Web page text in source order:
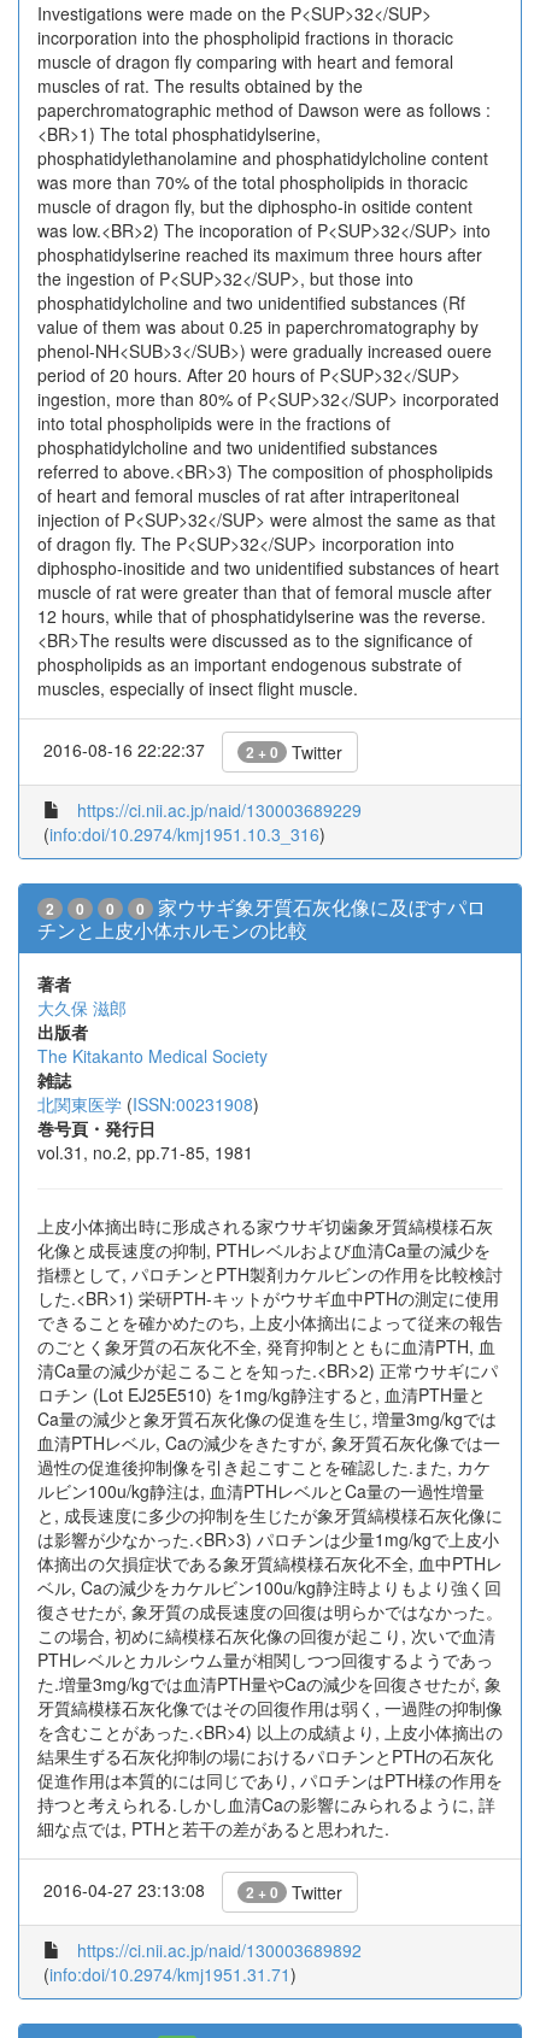
Investigations were made on the P<SUP>32</SUP>
incorporation into the phospholipid fractions in thoracic
muscle of dragon fly comparing with heart and femoral
muscles of rat. The results obtained by the
paperchromatographic method of Dawson were as follows :
<BR>1) The total phosphatidylserine,
phosphatidylethanolamine and phosphatidylcholine content
was more than 70% of the total phospholipids in thoracic
muscle of dragon fly, but the diphospho-in ositide content
was low.<BR>2) The incoporation of P<SUP>32</SUP> into
phosphatidylserine reached its maximum three hours after
the ingestion of P<SUP>32</SUP>, but those into
phosphatidylcholine and two unidentified substances (Rf
value of them was about 0.25 in paperchromatography by
phenol-NH<SUB>3</SUB>) were gradually increased ouere
period of 20 hours. After 20 hours of P<SUP>32</SUP>
ingestion, more than 80% of P<SUP>32</SUP> incorporated
into total phospholipids were in the fractions of
phosphatidylcholine and two unidentified substances
referred to above.<BR>3) The composition of phospholipids
of heart and femoral muscles of rat after intraperitoneal
injection of P<SUP>32</SUP> were almost the same as that
of dragon fly. The P<SUP>32</SUP> incorporation into
diphospho-inositide and two unidentified substances of heart
muscle of rat were greater than that of femoral muscle after
12 hours, while that of phosphatidylserine was the reverse.
<BR>The results were discussed as to the significance of
phospholipids as an important endogenous substrate of
muscles, especially of insect flight muscle.
2016-08-16 22:22:37 2 + 0 Twitter
https://ci.nii.ac.jp/naid/130003689229
(info:doi/10.2974/kmj1951.10.3_316)
2 0 0 0
家ウサギ象牙質石灰化像に及ぼすパロ
チンと上皮小体ホルモンの比較
著者
大久保 滋郎
出版者
The Kitakanto Medical Society
雑誌
北関東医学 (ISSN:00231908)
巻号頁・発行日
vol.31, no.2, pp.71-85, 1981
上皮小体摘出時に形成される家ウサギ切歯象牙質縞模様石灰
化像と成長速度の抑制, PTHレベルおよび血清Ca量の減少を
指標として, パロチンとPTH製剤カケルビンの作用を比較検討
した.<BR>1) 栄研PTH-キットがウサギ血中PTHの測定に使用
できることを確かめたのち, 上皮小体摘出によって従来の報告
のごとく象牙質の石灰化不全, 発育抑制とともに血清PTH, 血
清Ca量の減少が起こることを知った.<BR>2) 正常ウサギにパ
ロチン (Lot EJ25E510) を1mg/kg静注すると, 血清PTH量と
Ca量の減少と象牙質石灰化像の促進を生じ, 増量3mg/kgでは
血清PTHレベル, Caの減少をきたすが, 象牙質石灰化像では一
過性の促進後抑制像を引き起こすことを確認した.また, カケ
ルビン100u/kg静注は, 血清PTHレベルとCa量の一過性増量
と, 成長速度に多少の抑制を生じたが象牙質縞模様石灰化像に
は影響が少なかった.<BR>3) パロチンは少量1mg/kgで上皮小
体摘出の欠損症状である象牙質縞模様石灰化不全, 血中PTHレ
ベル, Caの減少をカケルビン100u/kg静注時よりもより強く回
復させたが, 象牙質の成長速度の回復は明らかではなかった。
この場合, 初めに縞模様石灰化像の回復が起こり, 次いで血清
PTHレベルとカルシウム量が相関しつつ回復するようであっ
た.増量3mg/kgでは血清PTH量やCaの減少を回復させたが, 象
牙質縞模様石灰化像ではその回復作用は弱く, 一過陛の抑制像
を含むことがあった.<BR>4) 以上の成績より, 上皮小体摘出の
結果生ずる石灰化抑制の場におけるパロチンとPTHの石灰化
促進作用は本質的には同じであり, パロチンはPTH様の作用を
持つと考えられる.しかし血清Caの影響にみられるように, 詳
細な点では, PTHと若干の差があると思われた.
2016-04-27 23:13:08 2 + 0 Twitter
https://ci.nii.ac.jp/naid/130003689892
(info:doi/10.2974/kmj1951.31.71)